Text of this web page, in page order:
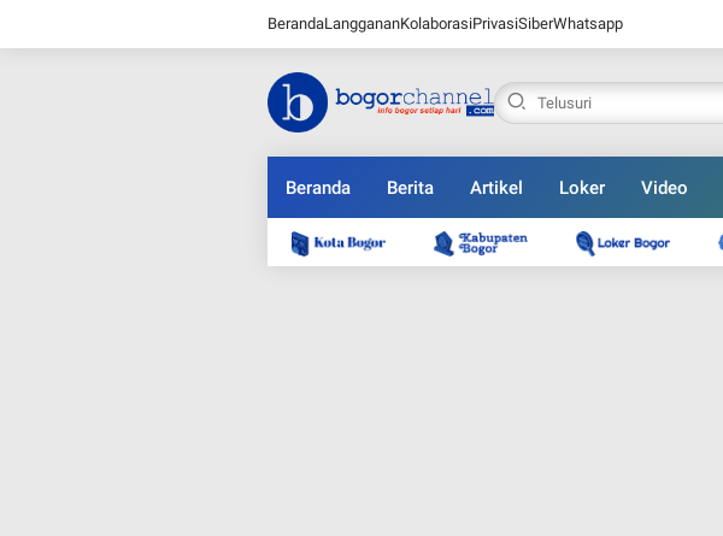
BerandaLanggananKolaborasiPrivasiSiberWhatsapp
Beranda Berita Artikel Loker Video